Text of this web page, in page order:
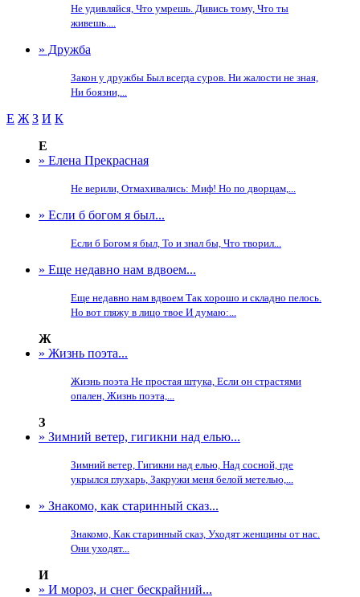
Не удивляйся, Что умрешь. Дивись тому, Что ты
живешь....
» Дружба
Закон у дружбы Был всегда суров. Ни жалости не зная,
Ни боязни,...
Е Ж З И К
Е
» Елена Прекрасная
Не верили, Отмахивались: Миф! Но по дворцам,...
» Если б богом я был...
Если б Богом я был, То и знал бы, Что творил...
» Еще недавно нам вдвоем...
Еще недавно нам вдвоем Так хорошо и складно пелось.
Но вот гляжу в лицо твое И думаю:...
Ж
» Жизнь поэта...
Жизнь поэта Не простая штука, Если он страстями
опален, Жизнь поэта,...
З
» Зимний ветер, гигикни над елью...
Зимний ветер, Гигикни над елью, Над сосной, где
укрылся глухарь, Закружи меня белой метелью,...
» Знакомо, как старинный сказ...
Знакомо, Как старинный сказ, Уходят женщины от нас.
Они уходят...
И
» И мороз, и снег бескрайний...